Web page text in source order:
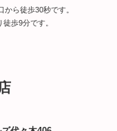
ら徒歩30秒です。
歩9分です。